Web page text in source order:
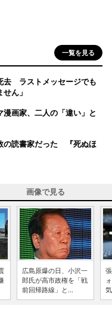
一覧を見る
去 ラストメッセージでも
ん」
画家、二人の「違い」と
の読書家だった 『死ぬほ
画像で見る
広島原爆の日、小沢一
郎氏が高市政権を「戦
前回帰路線」と...